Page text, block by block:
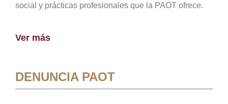
social y prácticas profesionales que la PAOT ofrece.
Ver más
DENUNCIA PAOT